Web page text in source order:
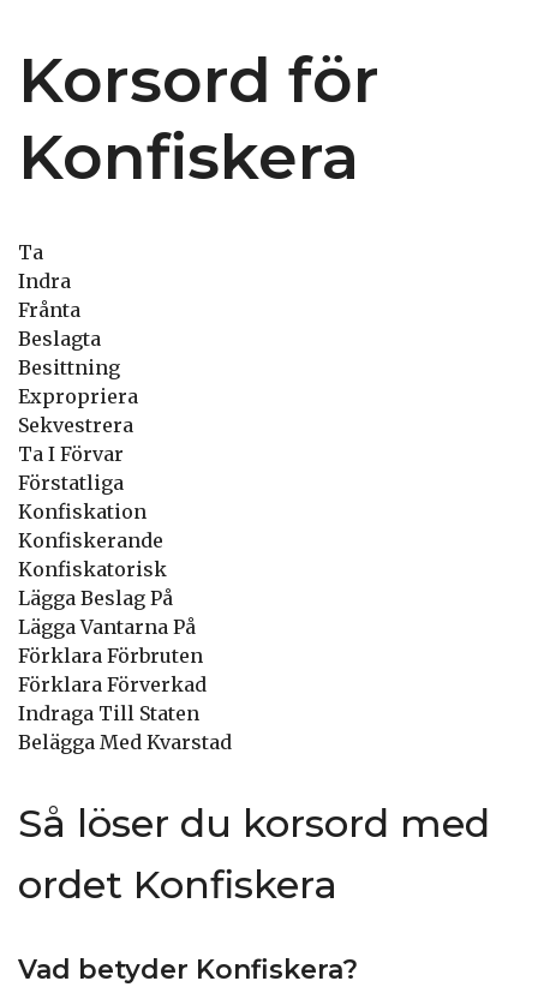
Korsord för
Konfiskera
Ta
Indra
Frånta
Beslagta
Besittning
Expropriera
Sekvestrera
Ta I Förvar
Förstatliga
Konfiskation
Konfiskerande
Konfiskatorisk
Lägga Beslag På
Lägga Vantarna På
Förklara Förbruten
Förklara Förverkad
Indraga Till Staten
Belägga Med Kvarstad
Så löser du korsord med
ordet Konfiskera
Vad betyder Konfiskera?